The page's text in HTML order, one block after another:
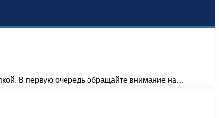
В первую очередь обращайте внимание на…